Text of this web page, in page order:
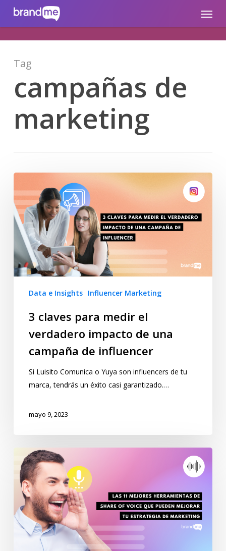
brandme.la Menu
Tag
campañas de
marketing
Data e Insights Influencer Marketing
3 claves para medir el
verdadero impacto de una
campaña de influencer
Si Luisito Comunica o Yuya son influencers de tu
marca, tendrás un éxito casi garantizado.…
mayo 9, 2023